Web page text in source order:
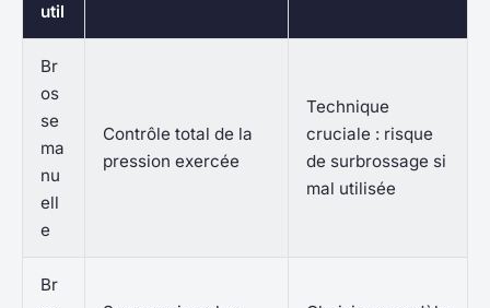
util
Br
os
se
ma
nu
ell
e
Contrôle total de la
pression exercée
Technique
cruciale : risque
de surbrossage si
mal utilisée
Br